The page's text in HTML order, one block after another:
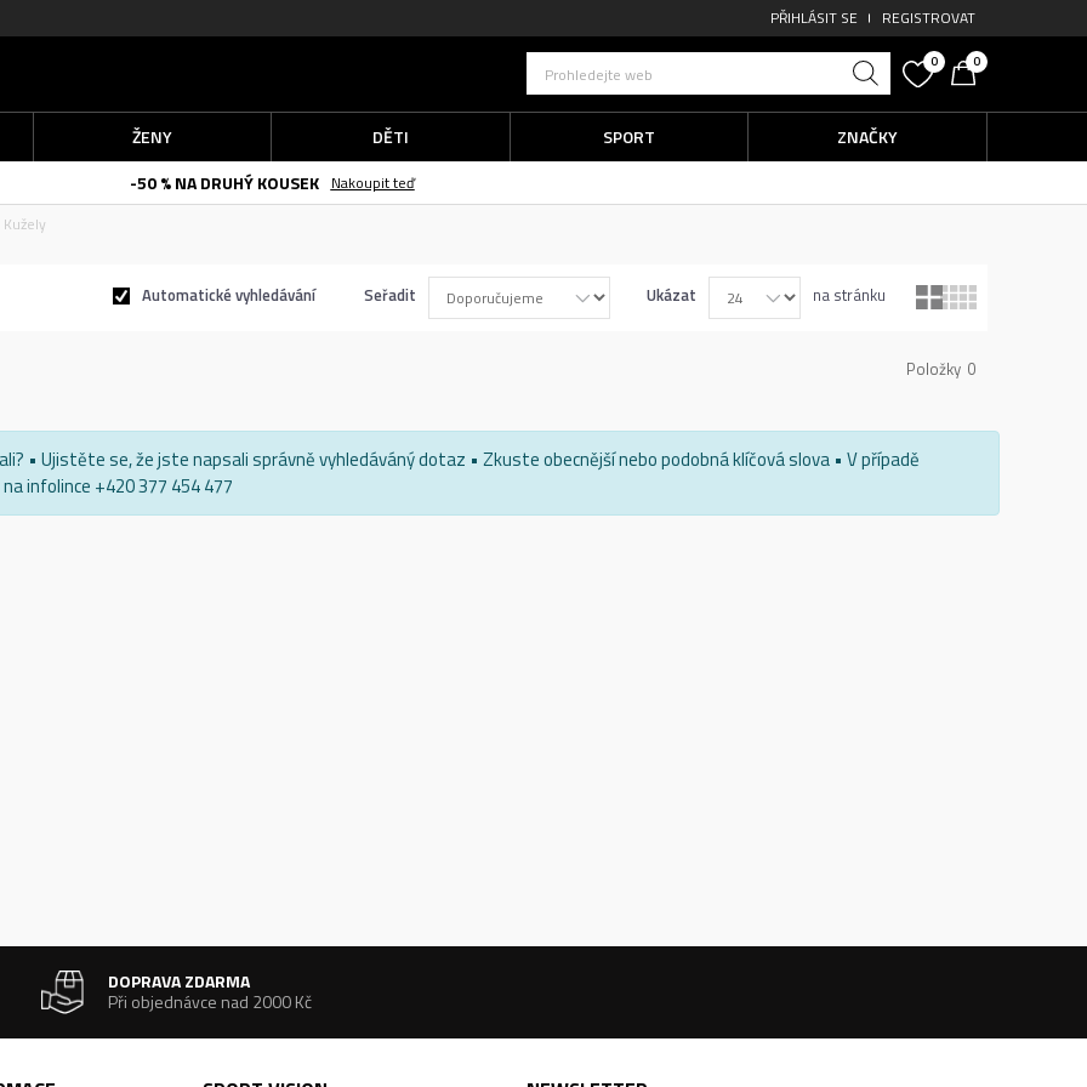
PŘIHLÁSIT SE REGISTROVAT
Prohledejte web
0 0
ŽENY DĚTI SPORT
ZNAČKY
-50 % NA DRUHÝ KOUSEK
Nakoupit teď
Kužely
Automatické vyhledávání Seřadit Ukázat na stránku
0
Položky
• Ujistěte se, že jste napsali správně vyhledáváný dotaz • Zkuste obecnější nebo podobná klíčová slova • V případě
infolince +420 377 454 477
DOPRAVA ZDARMA
Při objednávce nad 2000 Kč